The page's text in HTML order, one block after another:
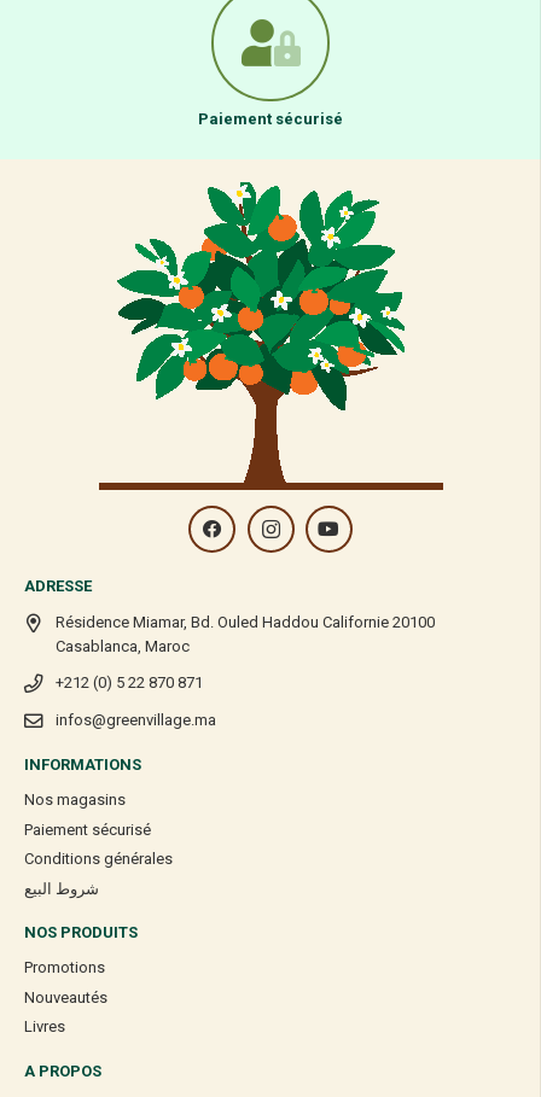
Paiement sécurisé
ADRESSE
Résidence Miamar, Bd. Ouled Haddou Californie 20100
Casablanca, Maroc
+212 (0) 5 22 870 871
infos@greenvillage.ma
INFORMATIONS
Nos magasins
Paiement sécurisé
Conditions générales
شروط البيع
NOS PRODUITS
Promotions
Nouveautés
Livres
A PROPOS